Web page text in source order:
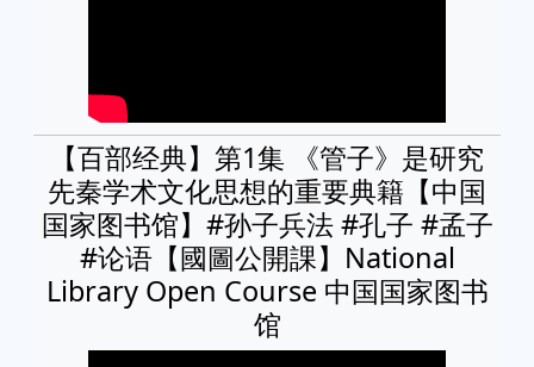
【百部经典】第1集 《管子》是研究
先秦学术文化思想的重要典籍【中国
国家图书馆】#孙子兵法 #孔子 #孟子
#论语【國圖公開課】National
Library Open Course 中国国家图书
馆